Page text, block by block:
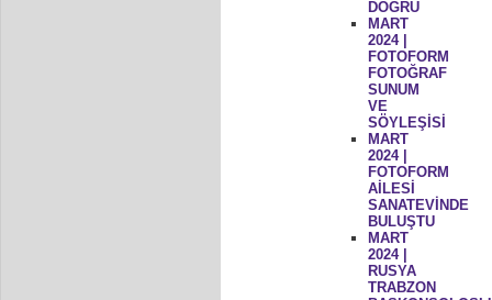
DOĞRU
MART
2024 |
FOTOFORM
FOTOĞRAF
SUNUM
VE
SÖYLEŞİSİ
MART
2024 |
FOTOFORM
AİLESİ
SANATEVİNDE
BULUŞTU
MART
2024 |
RUSYA
TRABZON